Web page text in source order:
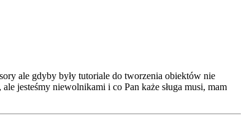
ale gdyby były tutoriale do tworzenia obiektów nie
jesteśmy niewolnikami i co Pan każe sługa musi, mam